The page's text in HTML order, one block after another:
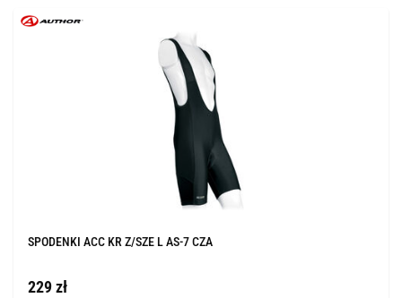
SPODENKI ACC KR Z/SZE L AS-7 CZA
229 zł